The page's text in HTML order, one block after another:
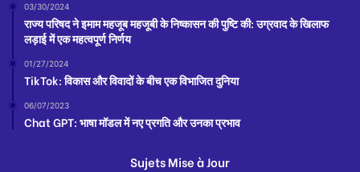
03/30/2024
राज्य परिषद ने इमाम महजूब महजूबी के निष्कासन की पुष्टि की: उग्रवाद के खिलाफ
लड़ाई में एक महत्वपूर्ण निर्णय
01/27/2024
TikTok: विकास और विवादों के बीच एक विभाजित दुनिया
06/07/2023
Chat GPT: भाषा मॉडल में नए प्रगति और उनका प्रभाव
Sujets Mise à Jour